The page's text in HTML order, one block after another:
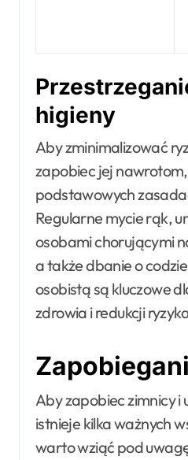
higieny
Aby zminimalizować
zapobiec jej
podstawowych
Regularne mycie rąk,
osobami chorującymi
a także dbanie o
osobistą są kluczowe
zdrowia i redukcji
Aby zapobiec zimnicy i
istnieje kilka ważnych
warto wziąć pod